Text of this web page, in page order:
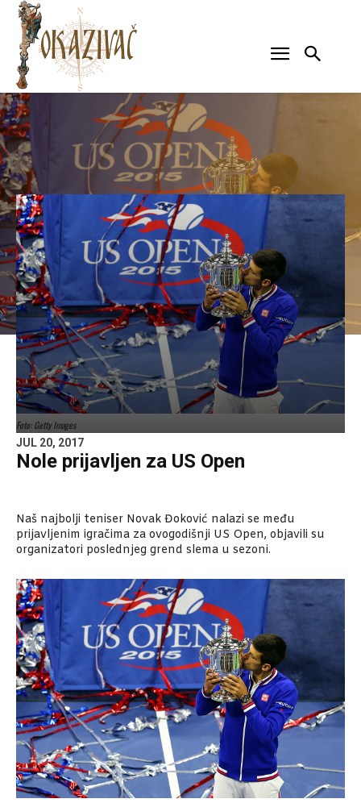
Foto: Getty Images
JUL 20, 2017
Nole prijavljen za US Open
Naš najbolji teniser Novak Đoković nalazi se među
prijavljenim igračima za ovogodišnji US Open, objavili su
organizatori poslednjeg grend slema u sezoni.